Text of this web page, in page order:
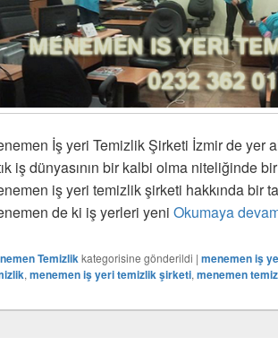
İş yeri Temizlik Şirketi İzmir de yer
iş dünyasının bir kalbi olma niteliğinde
iş yeri temizlik şirketi hakkında bir
de ki iş yerleri yeni Okumaya
Temizlik kategorisine gönderildi | menemen iş
, menemen iş yeri temizlik şirketi, menemen